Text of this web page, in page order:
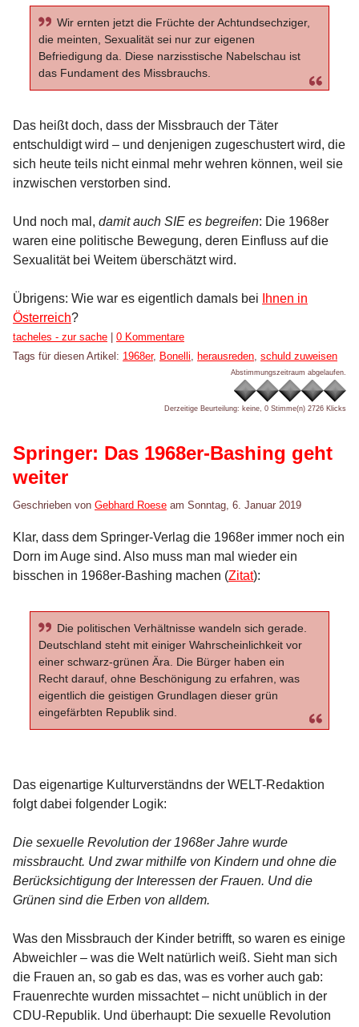
Wir ernten jetzt die Früchte der Achtundsechziger,
die meinten, Sexualität sei nur zur eigenen
Befriedigung da. Diese narzisstische Nabelschau ist
das Fundament des Missbrauchs.
Das heißt doch, dass der Missbrauch der Täter
entschuldigt wird – und denjenigen zugeschustert wird, die
sich heute teils nicht einmal mehr wehren können, weil sie
inzwischen verstorben sind.
Und noch mal, damit auch SIE es begreifen: Die 1968er
waren eine politische Bewegung, deren Einfluss auf die
Sexualität bei Weitem überschätzt wird.
Übrigens: Wie war es eigentlich damals bei
Ihnen in
Österreich?
Kategorien:
tacheles - zur sache
0 Kommentare
Tags für diesen Artikel: 1968er, Bonelli herausreden schuld zuweisen
Abstimmungszeitraum abgelaufen.
Derzeitige Beurteilung: keine, 0 Stimme(n) 2726 Klicks
Springer: Das 1968er-Bashing geht
weiter
Geschrieben von Gebhard Roese am Sonntag, 6. Januar 2019
Klar, dass dem Springer-Verlag die 1968er immer noch ein
Dorn im Auge sind. Also muss man mal wieder ein
bisschen in 1968er-Bashing machen (Zitat):
Die politischen Verhältnisse wandeln sich gerade.
Deutschland steht mit einiger Wahrscheinlichkeit vor
einer schwarz-grünen Ära. Die Bürger haben ein
Recht darauf, ohne Beschönigung zu erfahren, was
eigentlich die geistigen Grundlagen dieser grün
eingefärbten Republik sind.
Das eigenartige Kulturverständns der WELT-Redaktion
folgt dabei folgender Logik:
Die sexuelle Revolution der 1968er Jahre wurde
missbraucht. Und zwar mithilfe von Kindern und ohne die
Berücksichtigung der Interessen der Frauen. Und die
Grünen sind die Erben von alldem.
Was den Missbrauch der Kinder betrifft, so waren es einige
Abweichler – was die Welt natürlich weiß. Sieht man sich
die Frauen an, so gab es das, was es vorher auch gab:
Frauenrechte wurden missachtet – nicht unüblich in der
CDU-Republik. Und überhaupt: Die sexuelle Revolution